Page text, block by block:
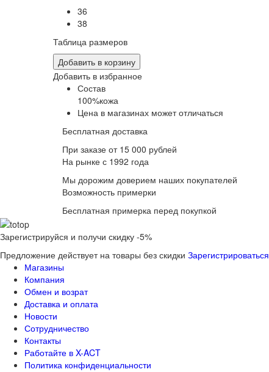
36
38
Таблица размеров
Добавить в корзину
Добавить в избранное
Состав
100%кожа
Цена в магазинах может отличаться
Бесплатная доставка
При заказе от 15 000 рублей
На рынке с 1992 года
Мы дорожим доверием наших покупателей
Возможность примерки
Бесплатная примерка перед покупкой
Зарегистрируйся и получи скидку -5%
Предложение действует на товары без скидки Зарегистрироваться
Магазины
Компания
Обмен и возрат
Доставка и оплата
Новости
Сотрудничество
Контакты
Работайте в X-ACT
Политика конфиденциальности